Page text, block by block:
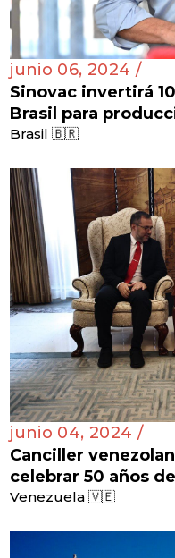
junio 06, 2024 /
Sinovac invertirá
Brasil para
Brasil 🇧🇷
junio 04, 2024 /
Canciller
celebrar 50 años
Venezuela 🇻🇪